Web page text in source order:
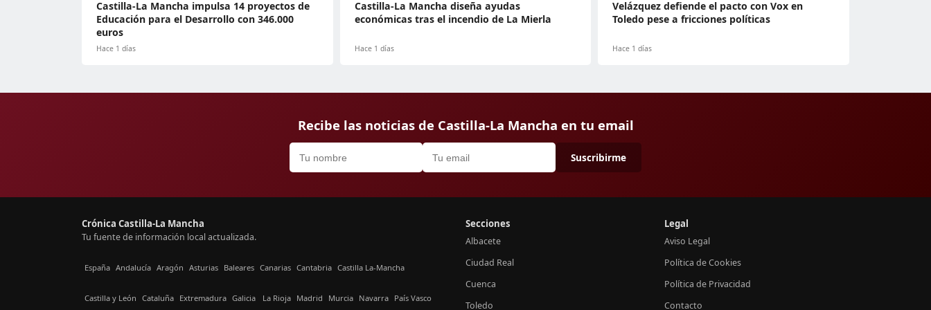
Castilla-La Mancha impulsa 14 proyectos de
Educación para el Desarrollo con 346.000
euros
Hace 1 días
Castilla-La Mancha diseña ayudas
económicas tras el incendio de La Mierla
Hace 1 días
Velázquez defiende el pacto con Vox en
Toledo pese a fricciones políticas
Hace 1 días
Recibe las noticias de Castilla-La Mancha en tu email
Suscribirme
Crónica Castilla-La Mancha
Tu fuente de información local actualizada.
España Andalucía Aragón Asturias Baleares Canarias Cantabria Castilla La-Mancha
Castilla y León Cataluña Extremadura Galicia La Rioja Madrid Murcia Navarra País Vasco
Secciones
Albacete
Ciudad Real
Cuenca
Toledo
Legal
Aviso Legal
Política de Cookies
Política de Privacidad
Contacto